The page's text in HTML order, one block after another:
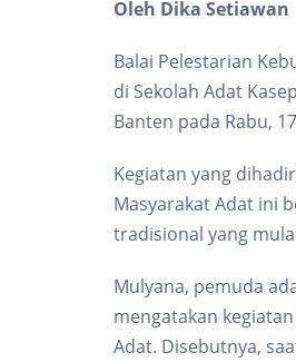
Oleh Dika Setiawan
Balai Pelestarian
di Sekolah Adat
Banten pada Rabu,
Kegiatan yang
Masyarakat Adat ini
tradisional yang
Mulyana, pemuda
mengatakan
Adat. Disebutnya,